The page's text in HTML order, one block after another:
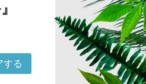
する